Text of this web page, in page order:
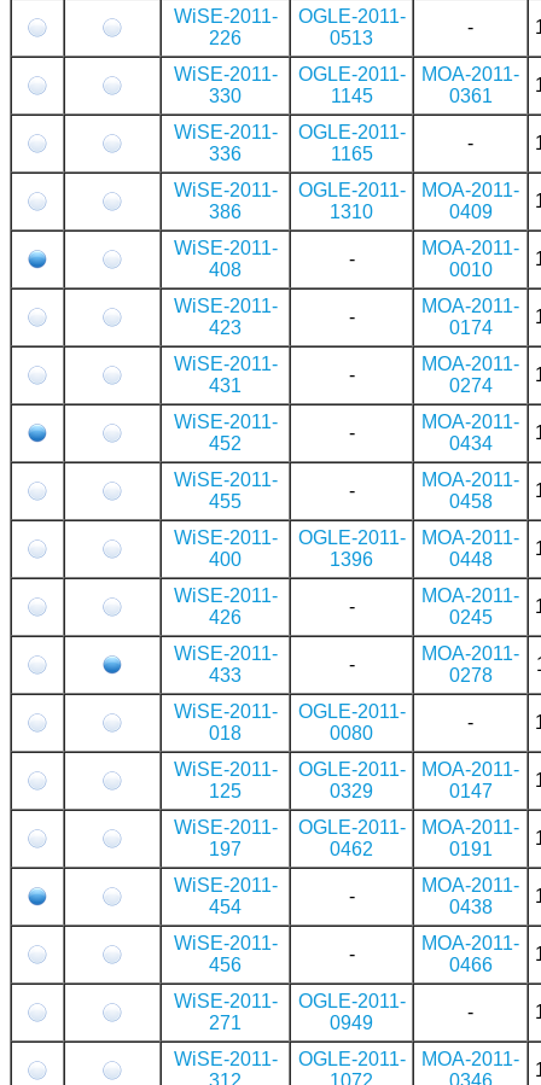
WiSE-2011-
226
OGLE-2011-
0513
-
WiSE-2011-
330
OGLE-2011-
1145
MOA-2011-
0361
WiSE-2011-
336
OGLE-2011-
1165
-
WiSE-2011-
386
OGLE-2011-
1310
MOA-2011-
0409
WiSE-2011-
408
-
MOA-2011-
0010
WiSE-2011-
423
-
MOA-2011-
0174
WiSE-2011-
431
-
MOA-2011-
0274
WiSE-2011-
452
-
MOA-2011-
0434
WiSE-2011-
455
-
MOA-2011-
0458
WiSE-2011-
400
OGLE-2011-
1396
MOA-2011-
0448
WiSE-2011-
426
-
MOA-2011-
0245
WiSE-2011-
433
-
MOA-2011-
0278
WiSE-2011-
018
OGLE-2011-
0080
-
WiSE-2011-
125
OGLE-2011-
0329
MOA-2011-
0147
WiSE-2011-
197
OGLE-2011-
0462
MOA-2011-
0191
WiSE-2011-
454
-
MOA-2011-
0438
WiSE-2011-
456
-
MOA-2011-
0466
WiSE-2011-
271
OGLE-2011-
0949
-
WiSE-2011-
312
OGLE-2011-
1072
MOA-2011-
0346